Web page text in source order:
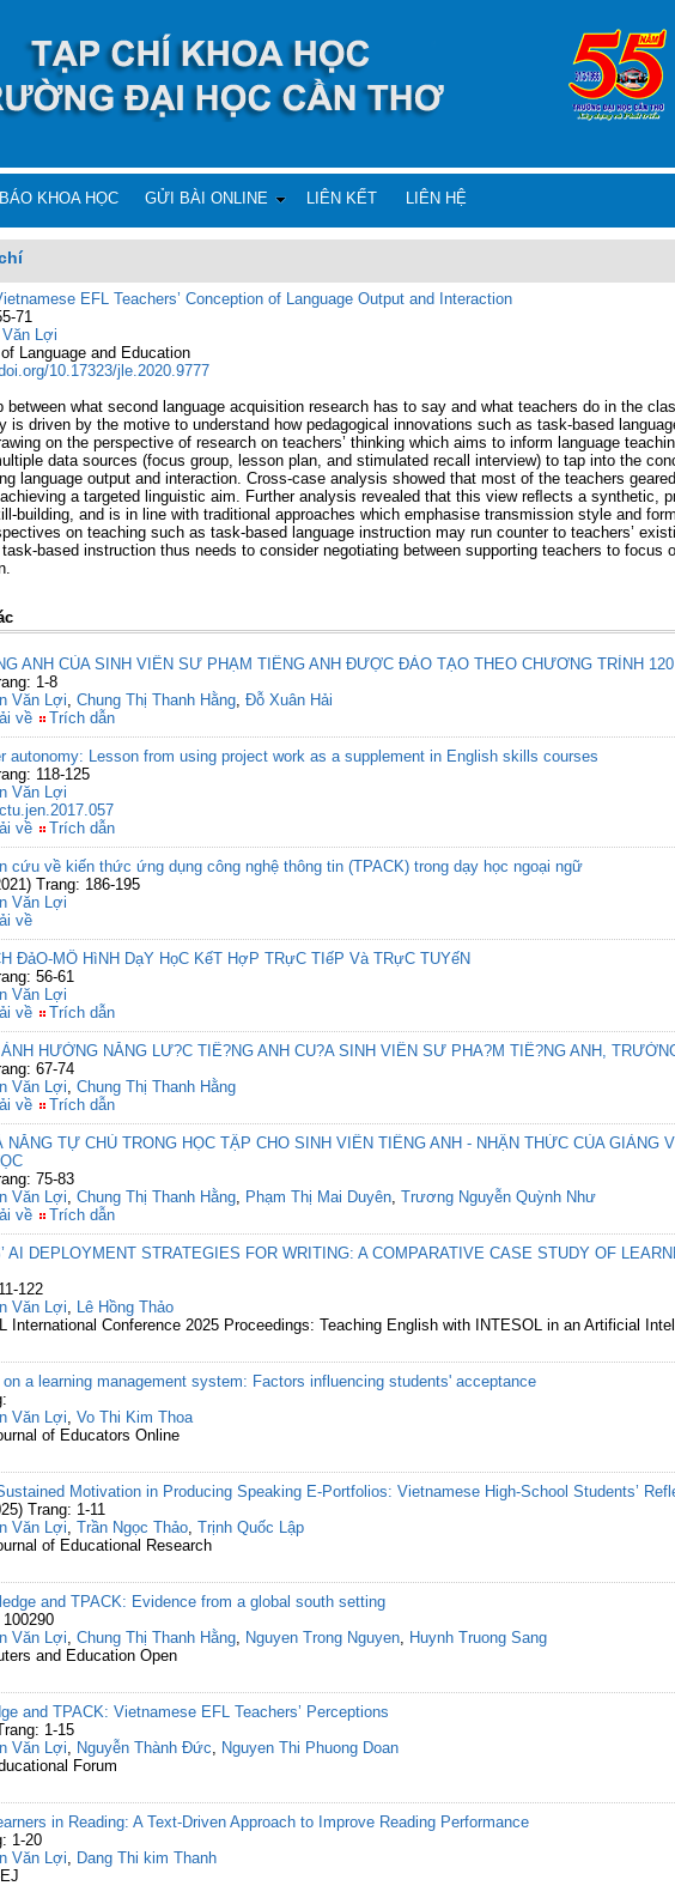
KHOA HỌC GỬI BÀI ONLINE LIÊN KẾT LIÊN HỆ
EFL Teachers’ Conception of Language Output and Interaction
71
Văn Lợi
Language and Education
10.17323/jle.2020.9777
between what second language acquisition research has to say and what teachers do in the
is driven by the motive to understand how pedagogical innovations such as task-based
on the perspective of research on teachers’ thinking which aims to inform language
data sources (focus group, lesson plan, and stimulated recall interview) to tap into the
language output and interaction. Cross-case analysis showed that most of the teachers
a targeted linguistic aim. Further analysis revealed that this view reﬂects a synthetic,
building, and is in line with traditional approaches which emphasise transmission style and
on teaching such as task-based language instruction may run counter to teachers’
based instruction thus needs to consider negotiating between supporting teachers to focus
ANH CỦA SINH VIÊN SƯ PHẠM TIẾNG ANH ĐƯỢC ĐÀO TẠO THEO CHƯƠNG TRÌNH 120
1-8
Văn Lợi, Chung Thị Thanh Hằng, Đỗ Xuân Hải
về Trích dẫn
autonomy: Lesson from using project work as a supplement in English skills courses
118-125
Văn Lợi
về Trích dẫn
cứu về kiến thức ứng dụng công nghệ thông tin (TPACK) trong dạy học ngoại ngữ
Trang: 186-195
Văn Lợi
về
ĐảO-MÔ HìNH DạY HọC KếT HợP TRựC TIếP Và TRựC TUYếN
56-61
Văn Lợi
về Trích dẫn
HƯỞNG NĂNG LƯ?C TIÊ?NG ANH CU?A SINH VIÊN SƯ PHA?M TIÊ?NG ANH,
67-74
Văn Lợi, Chung Thị Thanh Hằng
về Trích dẫn
NĂNG TỰ CHỦ TRONG HỌC TẬP CHO SINH VIÊN TIẾNG ANH - NHẬN THỨC CỦA GIẢNG
75-83
Văn Lợi, Chung Thị Thanh Hằng, Phạm Thị Mai Duyên, Trương Nguyễn Quỳnh Như
về Trích dẫn
AI DEPLOYMENT STRATEGIES FOR WRITING: A COMPARATIVE CASE STUDY OF
122
Văn Lợi, Lê Hồng Thảo
International Conference 2025 Proceedings: Teaching English with INTESOL in an Artificial
on a learning management system: Factors influencing students' acceptance
Văn Lợi, Vo Thi Kim Thoa
of Educators Online
Motivation in Producing Speaking E-Portfolios: Vietnamese High-School Students’
Trang: 1-11
Văn Lợi, Trần Ngọc Thảo, Trịnh Quốc Lập
of Educational Research
and TPACK: Evidence from a global south setting
Văn Lợi, Chung Thị Thanh Hằng, Nguyen Trong Nguyen, Huynh Truong Sang
and Education Open
and TPACK: Vietnamese EFL Teachers’ Perceptions
1-15
Văn Lợi, Nguyễn Thành Đức, Nguyen Thi Phuong Doan
Forum
in Reading: A Text-Driven Approach to Improve Reading Performance
1-20
Văn Lợi, Dang Thi kim Thanh